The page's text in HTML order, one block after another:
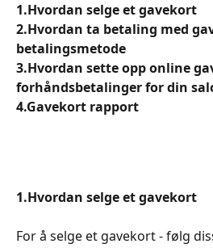
1.Hvordan selge et gavekort
2.Hvordan ta betaling med
betalingsmetode
3.Hvordan sette opp online
forhåndsbetalinger for din
4.Gavekort rapport
1.Hvordan selge et gavekort
For å selge et gavekort - følg